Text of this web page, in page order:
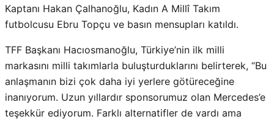
Kaptanı Hakan Çalhanoğlu, Kadın A Millî Takım
futbolcusu Ebru Topçu ve basın mensupları katıldı.
TFF Başkanı Hacıosmanoğlu, Türkiye’nin ilk milli
markasını milli takımlarla buluşturduklarını belirterek, “Bu
anlaşmanın bizi çok daha iyi yerlere götüreceğine
inanıyorum. Uzun yıllardır sponsorumuz olan Mercedes’e
teşekkür ediyorum. Farklı alternatifler de vardı ama